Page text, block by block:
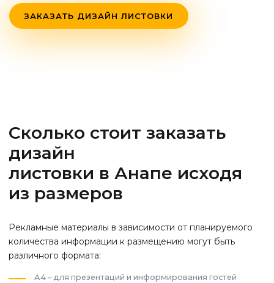
ЗАКАЗАТЬ ДИЗАЙН ЛИСТОВКИ
Сколько стоит заказать
дизайн
листовки в Анапе исходя
из размеров
Рекламные материалы в зависимости от планируемого
количества информации к размещению могут быть
различного формата:
А4 – для презентаций и информирования гостей